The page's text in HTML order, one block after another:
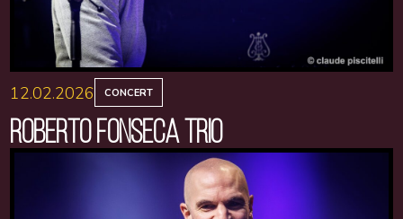
12.02.2026 CONCERT
ROBERTO FONSECA TRIO